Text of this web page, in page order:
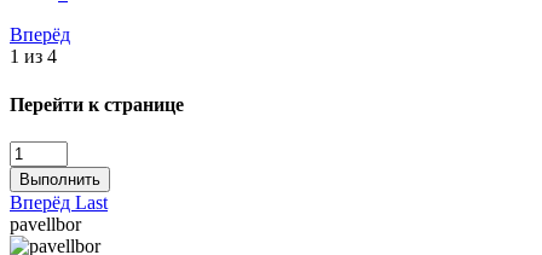
Вперёд
1 из 4
Перейти к странице
Выполнить
Вперёд Last
pavellbor